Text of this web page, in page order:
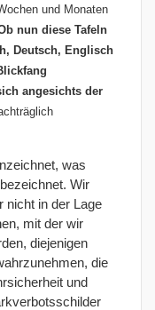
und Monaten
nun diese Tafeln
Deutsch, Englisch
angesichts der
was
bezeichnet. Wir
nicht in der Lage
mit der wir
diejenigen
die
und